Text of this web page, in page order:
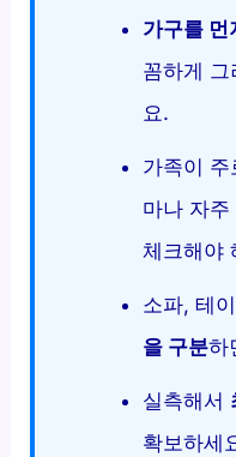
가구를 먼
꼼하게
요.
가족이
마나 자주
체크해야
소파, 테
을 구분하
실측해서
확보하세